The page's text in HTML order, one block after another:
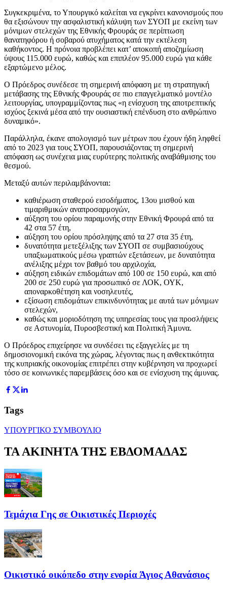
Συγκεκριμένα, το Υπουργικό καλείται να εγκρίνει κανονισμούς που
θα εξισώνουν την ασφαλιστική κάλυψη των ΣΥΟΠ με εκείνη των
μόνιμων στελεχών της Εθνικής Φρουράς σε περίπτωση
θανατηφόρου ή σοβαρού ατυχήματος κατά την εκτέλεση
καθήκοντος. Η πρόνοια προβλέπει κατ’ αποκοπή αποζημίωση
ύψους 115.000 ευρώ, καθώς και επιπλέον 95.000 ευρώ για κάθε
εξαρτώμενο μέλος.
Ο Πρόεδρος συνέδεσε τη σημερινή απόφαση με τη στρατηγική
μετάβασης της Εθνικής Φρουράς σε πιο επαγγελματικό μοντέλο
λειτουργίας, υπογραμμίζοντας πως «η ενίσχυση της αποτρεπτικής
ισχύος ξεκινά μέσα από την ουσιαστική επένδυση στο ανθρώπινο
δυναμικό».
Παράλληλα, έκανε απολογισμό των μέτρων που έχουν ήδη ληφθεί
από το 2023 για τους ΣΥΟΠ, παρουσιάζοντας τη σημερινή
απόφαση ως συνέχεια μιας ευρύτερης πολιτικής αναβάθμισης του
θεσμού.
Μεταξύ αυτών περιλαμβάνονται:
καθιέρωση σταθερού εισοδήματος, 13ου μισθού και
τιμαριθμικών αναπροσαρμογών,
αύξηση του ορίου παραμονής στην Εθνική Φρουρά από τα
42 στα 57 έτη,
αύξηση του ορίου πρόσληψης από τα 27 στα 35 έτη,
δυνατότητα μετεξέλιξης των ΣΥΟΠ σε συμβασιούχους
υπαξιωματικούς μέσω γραπτών εξετάσεων, με δυνατότητα
ανέλιξης μέχρι τον βαθμό του αρχιλοχία,
αύξηση ειδικών επιδομάτων από 100 σε 150 ευρώ, και από
200 σε 250 ευρώ για προσωπικό σε ΛΟΚ, ΟΥΚ,
αποναρκοθέτηση και νοσηλευτές,
εξίσωση επιδομάτων επικινδυνότητας με αυτά των μόνιμων
στελεχών,
καθώς και μοριοδότηση της υπηρεσίας τους για προσλήψεις
σε Αστυνομία, Πυροσβεστική και Πολιτική Άμυνα.
Ο Πρόεδρος επιχείρησε να συνδέσει τις εξαγγελίες με τη
δημοσιονομική εικόνα της χώρας, λέγοντας πως η ανθεκτικότητα
της κυπριακής οικονομίας επιτρέπει στην κυβέρνηση να προχωρεί
τόσο σε κοινωνικές παρεμβάσεις όσο και σε ενίσχυση της άμυνας.
Tags
ΥΠΟΥΡΓΙΚΟ ΣΥΜΒΟΥΛΙΟ
ΤΑ ΑΚΙΝΗΤΑ ΤΗΣ ΕΒΔΟΜΑΔΑΣ
Τεμάχια Γης σε Οικιστικές Περιοχές
Οικιστικό οικόπεδο στην ενορία Άγιος Αθανάσιος